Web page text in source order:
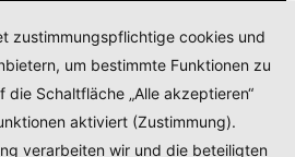
zustimmungspflichtige cookies und
um bestimmte Funktionen zu
die Schaltfläche „Alle akzeptieren“
aktiviert (Zustimmung).
verarbeiten wir und die beteiligten